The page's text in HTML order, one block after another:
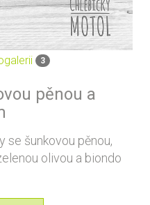
3
pěnou a
se šunkovou pěnou,
olivou a biondo